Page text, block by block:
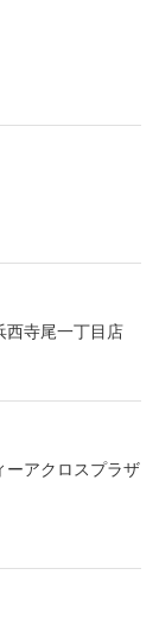
西寺尾一丁目店
ーアクロスプラザ